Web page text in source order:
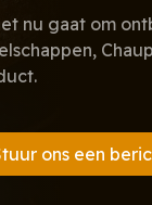
nu gaat om
ons een